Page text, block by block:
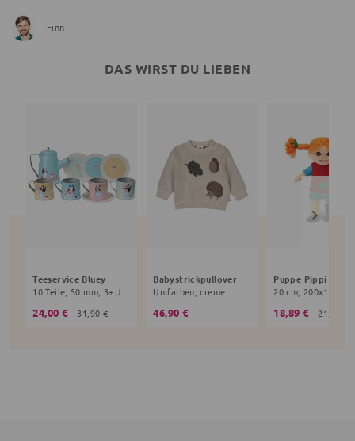
Finn
DAS WIRST DU LIEBEN
Teeservice Bluey
10 Teile, 50 mm, 3+ Jahre, bunt
24,00 € 31,90 €
Babystrickpullover
Unifarben, creme
46,90 € 18,89 € 21,90 €